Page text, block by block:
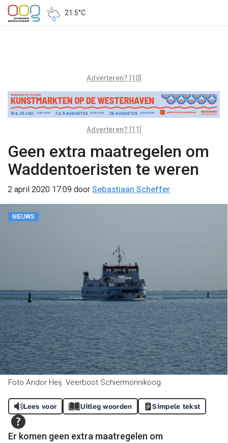
21.5°C
Adverteren? [10]
Adverteren? [11]
Geen extra maatregelen om
Waddentoeristen te weren
2 april 2020 17:09 door Sebastiaan Scheffer
NIEUWS
Foto Andor Heij. Veerboot Schiermonnikoog
Lees voor Uitleg woorden Simpele tekst
Er komen geen extra maatregelen om